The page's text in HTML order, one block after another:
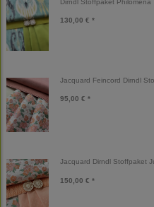
130,00 € *
Jacquard Feincord Dirndl
95,00 € *
Jacquard Dirndl Stoffpaket
150,00 € *